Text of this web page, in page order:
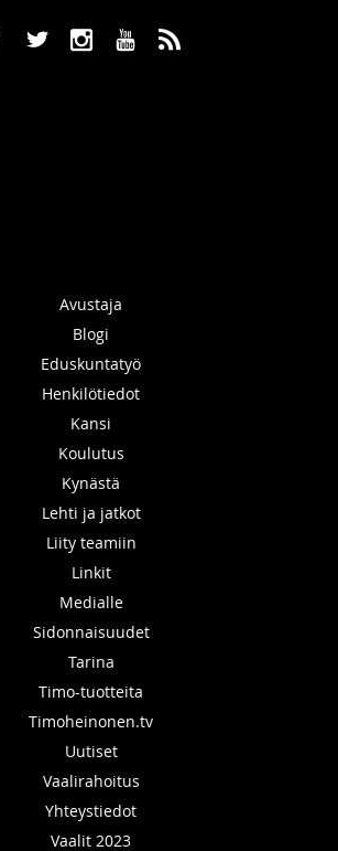
a x r ,
Avustaja
Blogi
Eduskuntatyö
Henkilötiedot
Kansi
Koulutus
Kynästä
Lehti ja jatkot
Liity teamiin
Linkit
Medialle
Sidonnaisuudet
Tarina
Timo-tuotteita
Timoheinonen.tv
Uutiset
Vaalirahoitus
Yhteystiedot
Vaalit 2023